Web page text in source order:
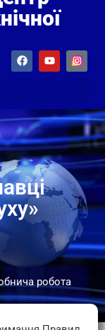
робота